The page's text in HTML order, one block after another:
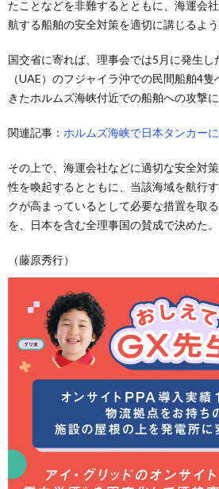
たことなどを非難するとともに、海運会
航する船舶の安全対策を適切に講じるよ
国交省に寄れば、理事会では5月に発生し
（UAE）のフジャイラ沖での民間船舶4
きたホルムズ海峡付近での船舶への攻撃に
関連記事： ホルムズ海峡で日本タンカー
その上で、海運会社などに適切な安全対
性を喚起するとともに、当該海域を航行
クが高まっているとして必要な措置を取
を、日本を含む全理事国の賛成で決めた。
（藤原秀行）